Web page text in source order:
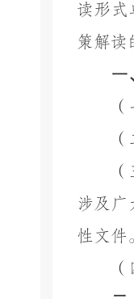
读形式
策解读
一
涉及
性文件